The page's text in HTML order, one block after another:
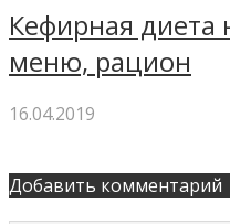
Кефирная диета
меню, рацион
16.04.2019
Добавить комментарий